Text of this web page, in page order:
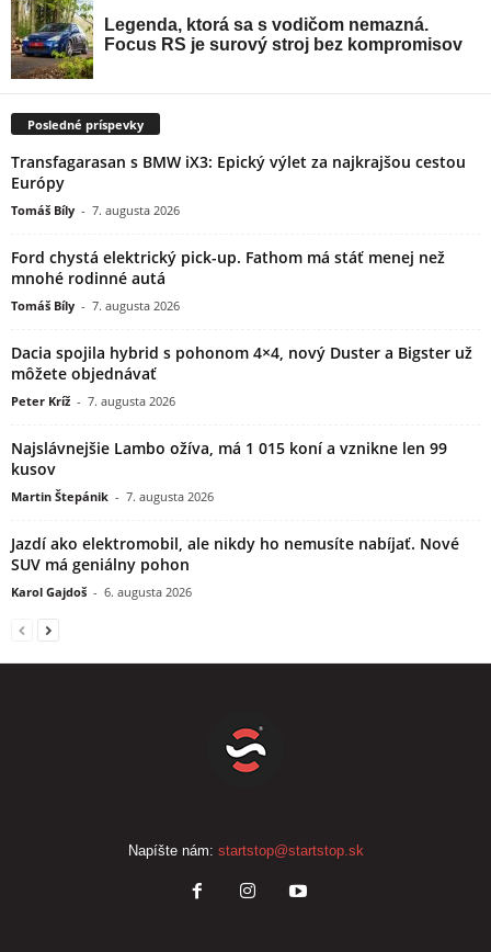
Posledné príspevky
Transfagarasan s BMW iX3: Epický výlet za najkrajšou cestou
Európy
Tomáš Bíly - 7. augusta 2026
Ford chystá elektrický pick-up. Fathom má stáť menej než
mnohé rodinné autá
Tomáš Bíly - 7. augusta 2026
Dacia spojila hybrid s pohonom 4×4, nový Duster a Bigster už
môžete objednávať
Peter Kríž - 7. augusta 2026
Najslávnejšie Lambo ožíva, má 1 015 koní a vznikne len 99
kusov
Martin Štepánik - 7. augusta 2026
Jazdí ako elektromobil, ale nikdy ho nemusíte nabíjať. Nové
SUV má geniálny pohon
Karol Gajdoš - 6. augusta 2026
Napíšte nám: startstop@startstop.sk